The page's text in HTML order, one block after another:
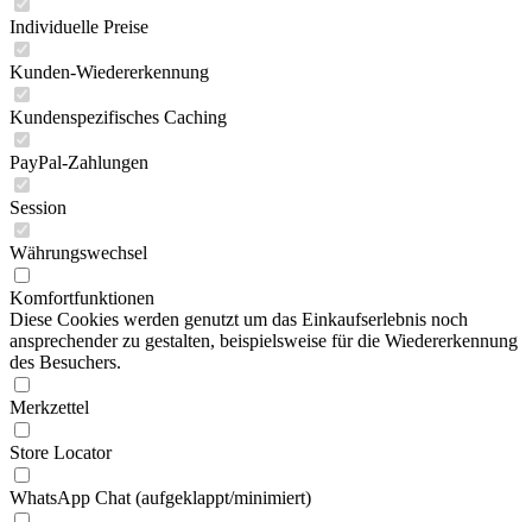
Individuelle Preise
Kunden-Wiedererkennung
Kundenspezifisches Caching
PayPal-Zahlungen
Session
Währungswechsel
Komfortfunktionen
Diese Cookies werden genutzt um das Einkaufserlebnis noch
ansprechender zu gestalten, beispielsweise für die Wiedererkennung
des Besuchers.
Merkzettel
Store Locator
WhatsApp Chat (aufgeklappt/minimiert)